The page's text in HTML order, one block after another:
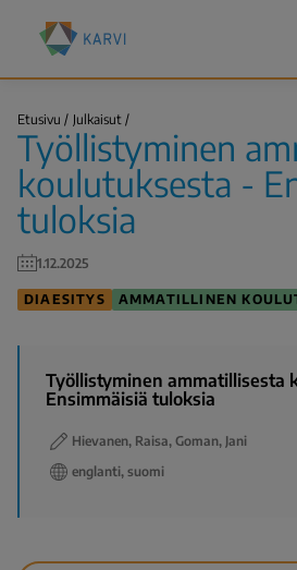
pääsisältöön
Kansallinen
koulutuksen
arviointikeskus
Murupolku
Etusivu Julkaisut
Työllistyminen
koulutuksesta -
tuloksia
1.12.2025
DIAESITYS AMMATILLINEN
Työllistyminen ammatillisesta
Ensimmäisiä tuloksia
Hievanen, Raisa, Goman, Jani
englanti, suomi